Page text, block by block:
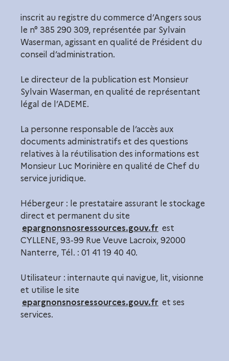
inscrit au registre du commerce d’Angers sous
le n° 385 290 309, représentée par Sylvain
Waserman, agissant en qualité de Président du
conseil d’administration.
Le directeur de la publication est Monsieur
Sylvain Waserman, en qualité de représentant
légal de l’ADEME.
La personne responsable de l’accès aux
documents administratifs et des questions
relatives à la réutilisation des informations est
Monsieur Luc Morinière en qualité de Chef du
service juridique.
Hébergeur : le prestataire assurant le stockage
direct et permanent du site
epargnonsnosressources.gouv.fr est
CYLLENE, 93-99 Rue Veuve Lacroix, 92000
Nanterre, Tél. : 01 41 19 40 40.
Utilisateur : internaute qui navigue, lit, visionne
et utilise le site
epargnonsnosressources.gouv.fr et ses
services.